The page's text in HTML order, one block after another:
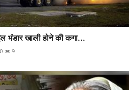
भंडार खाली होने की कगा...
0 9